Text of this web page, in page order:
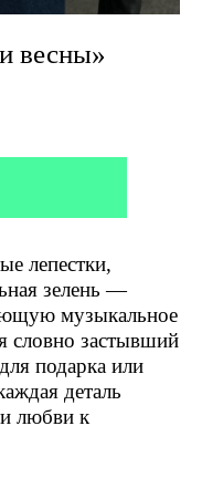
весны»
лепестки,
зелень —
музыкальное
словно застывший
подарка или
деталь
любви к